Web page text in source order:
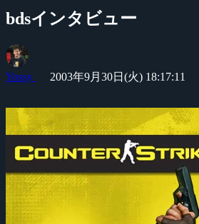
bdsインタビュー
Yossy 2003年9月30日(火) 18:17:11